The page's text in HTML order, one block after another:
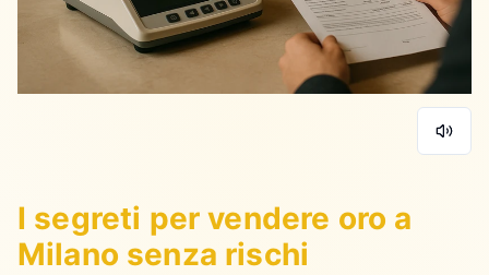
I segreti per vendere oro a
Milano senza rischi